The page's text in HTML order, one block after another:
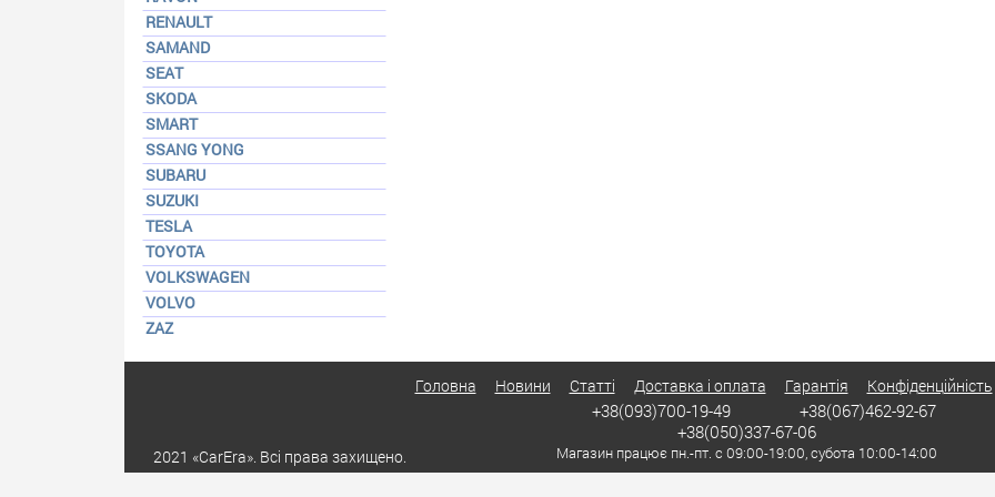
RENAULT
SAMAND
SEAT
SKODA
SMART
SSANG YONG
SUBARU
SUZUKI
TESLA
TOYOTA
VOLKSWAGEN
VOLVO
ZAZ
Головна Новини Статті Доставка і оплата Гарантія Конфіденційність
+38(093)700-19-49
+38(067)462-92-67
+38(050)337-67-06
Магазин працює пн.-пт. с 09:00-19:00, субота 10:00-14:00
2021 «CarEra». Всі права захищено.